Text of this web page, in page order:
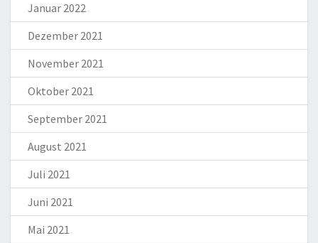
Januar 2022
Dezember 2021
November 2021
Oktober 2021
September 2021
August 2021
Juli 2021
Juni 2021
Mai 2021